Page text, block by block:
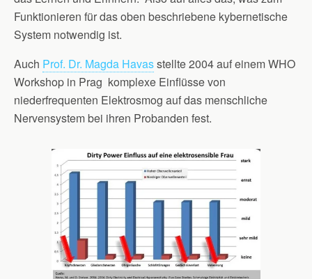
Funktionieren für das oben beschriebene kybernetische
System notwendig ist.
Auch Prof. Dr. Magda Havasstellte 2004 auf einem WHO
Workshop in Prag komplexe Einflüsse von
niederfrequenten Elektrosmog auf das menschliche
Nervensystem bei ihren Probanden fest.